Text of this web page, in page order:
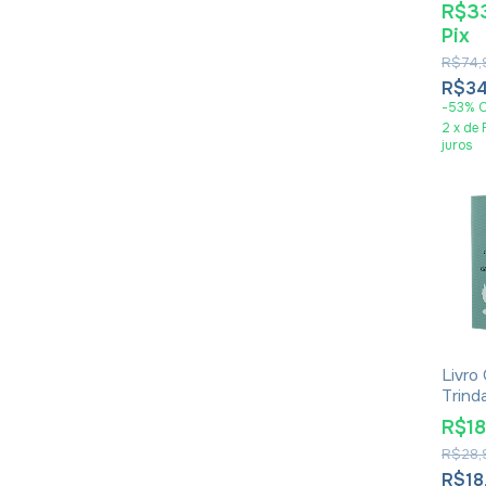
-53%
Pix
2 x de
juros
Livro
Owen